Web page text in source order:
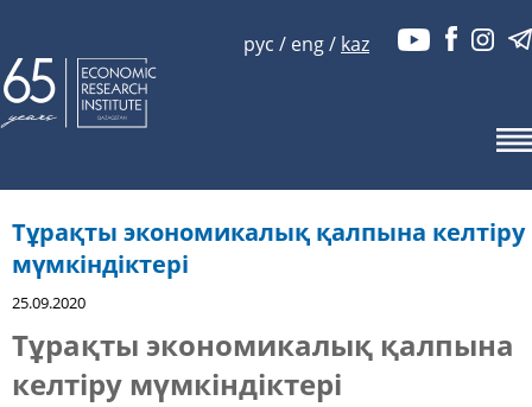
рус / eng/ kaz
Тұрақты экономикалық қалпына келтіру
мүмкіндіктері
25.09.2020
Тұрақты экономикалық қалпына
келтіру мүмкіндіктері